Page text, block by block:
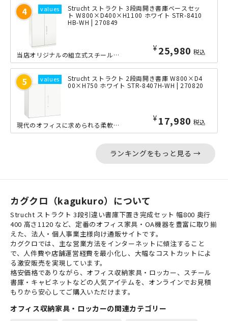
Strucht ストラクト 3段両開き書庫ベースセッ
ト W800×D400×H1100 ホワイト STR-8410
HB-WH | 270849
¥ 25,980 税込
当店オリジナルの組立式スチール書庫「Strucht（ストラクト）」シリーズの3段...
Strucht ストラクト 2段両開き書庫 W800×D4
00×H750 ホワイト STR-8407H-WH | 270820
¥ 17,980 税込
現代のオフィスに求められる柔軟性・効率性・美しさを兼ね備えた、当店オリジナルの組...
ランキングをもっと見る →
カグクロ（kagukuro）について
Strucht ストラクト 3段引違い書庫下置き完成セット 幅800 奥行
400 高さ1120 など、定番のオフィス家具・OA機器を豊富に取り揃
えた、法人・個人事業主様向け通販サイトです。
カグクロでは、主な営業方法をインターネットに傾注すること
で、人件費や店舗運営経費を最小化し、大幅なコストカットによ
る激安販売を実現しています。
格安価格でありながら、オフィス収納家具・ロッカー、スチール
書庫・キャビネットなどの人気アイテムを、オンラインでお見積
もりから安心してご購入いただけます。
オフィス収納家具・ロッカーの関連カテゴリー